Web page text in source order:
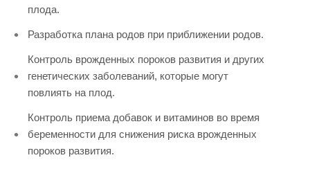
плода.
Разработка плана родов при приближении родов.
Контроль врожденных пороков развития и других
генетических заболеваний, которые могут
повлиять на плод.
Контроль приема добавок и витаминов во время
беременности для снижения риска врожденных
пороков развития.